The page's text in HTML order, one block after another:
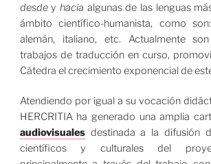
desdeyhacia algunas de las lenguas
ámbito científico-humanista, como
alemán, italiano, etc. Actualmente
trabajos de traducción en curso,
Cátedra el crecimiento exponencial de
Atendiendo por igual a su vocación
HERCRITIA ha generado una amplia
audiovisualesdestinada a la difusión
científicos y culturales del